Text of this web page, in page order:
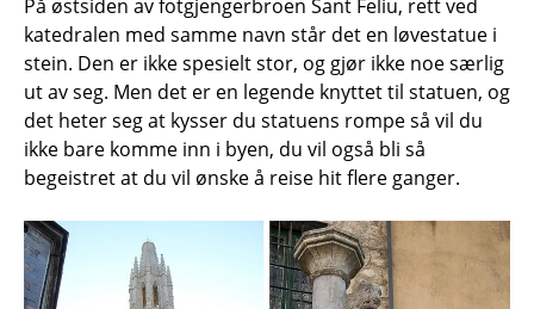
På østsiden av fotgjengerbroen Sant Feliu, rett ved
katedralen med samme navn står det en løvestatue i
stein. Den er ikke spesielt stor, og gjør ikke noe særlig
ut av seg. Men det er en legende knyttet til statuen, og
det heter seg at kysser du statuens rompe så vil du
ikke bare komme inn i byen, du vil også bli så
begeistret at du vil ønske å reise hit flere ganger.